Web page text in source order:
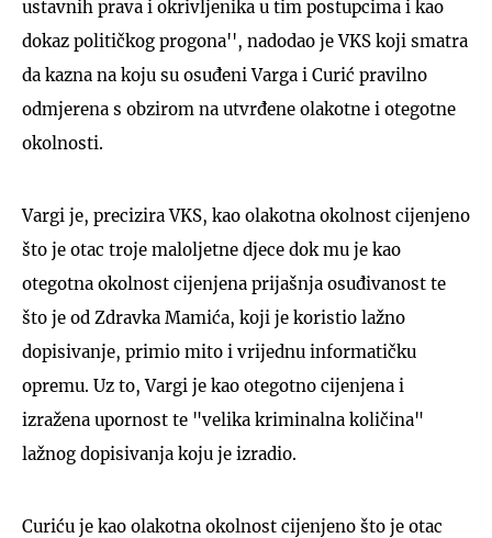
ustavnih prava i okrivljenika u tim postupcima i kao
dokaz političkog progona'', nadodao je VKS koji smatra
da kazna na koju su osuđeni Varga i Curić pravilno
odmjerena s obzirom na utvrđene olakotne i otegotne
okolnosti.
Vargi je, precizira VKS, kao olakotna okolnost cijenjeno
što je otac troje maloljetne djece dok mu je kao
otegotna okolnost cijenjena prijašnja osuđivanost te
što je od Zdravka Mamića, koji je koristio lažno
dopisivanje, primio mito i vrijednu informatičku
opremu. Uz to, Vargi je kao otegotno cijenjena i
izražena upornost te "velika kriminalna količina"
lažnog dopisivanja koju je izradio.
Curiću je kao olakotna okolnost cijenjeno što je otac